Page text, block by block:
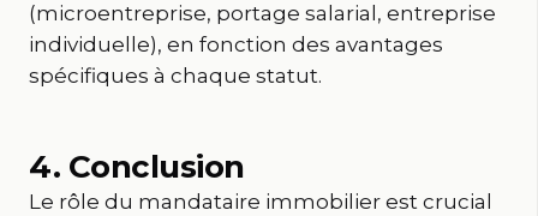
(microentreprise, portage salarial, entreprise
individuelle), en fonction des avantages
spécifiques à chaque statut.
4. Conclusion
Le rôle du mandataire immobilier est crucial